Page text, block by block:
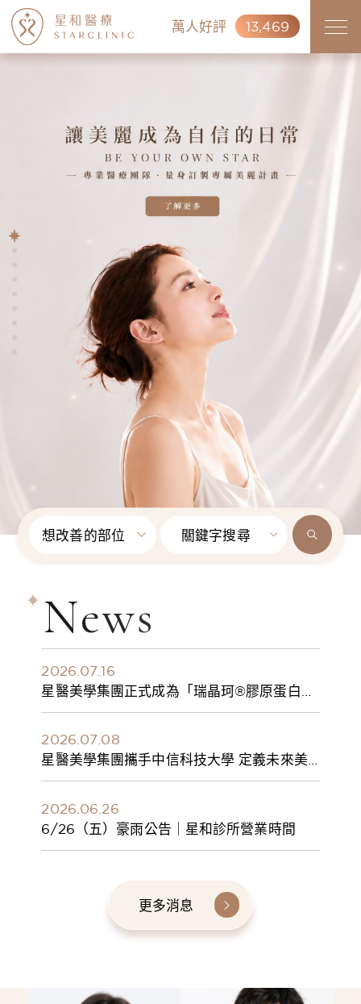
萬人好評 13,469
想改善的部位 關鍵字搜尋
News
2026.07.16
星醫美學集團正式成為「瑞晶珂®膠原蛋白植
入劑」台灣獨家總代理
2026.07.08
星醫美學集團攜手中信科技大學 定義未來美
學人才新標準 建構健康美學產學共育模式 串
2026.06.26
6/26（五）豪雨公告｜星和診所營業時間
更多消息